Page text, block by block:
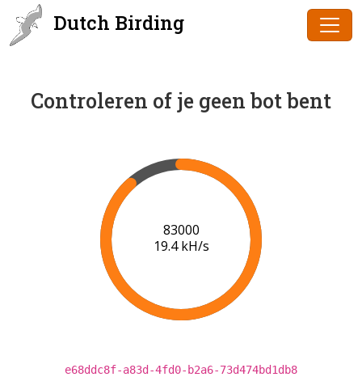
Dutch Birding
Controleren of je geen bot bent
85000
19.5 kH/s
e68ddc8f-a83d-4fd0-b2a6-73d474bd1db8